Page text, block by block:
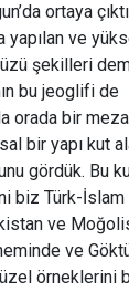
ortaya
yapılan ve
şekilleri
bu jeoglifi de
orada bir
bir yapı kut
gördük. Bu
biz Türk-İslam
ve
ve
örneklerini